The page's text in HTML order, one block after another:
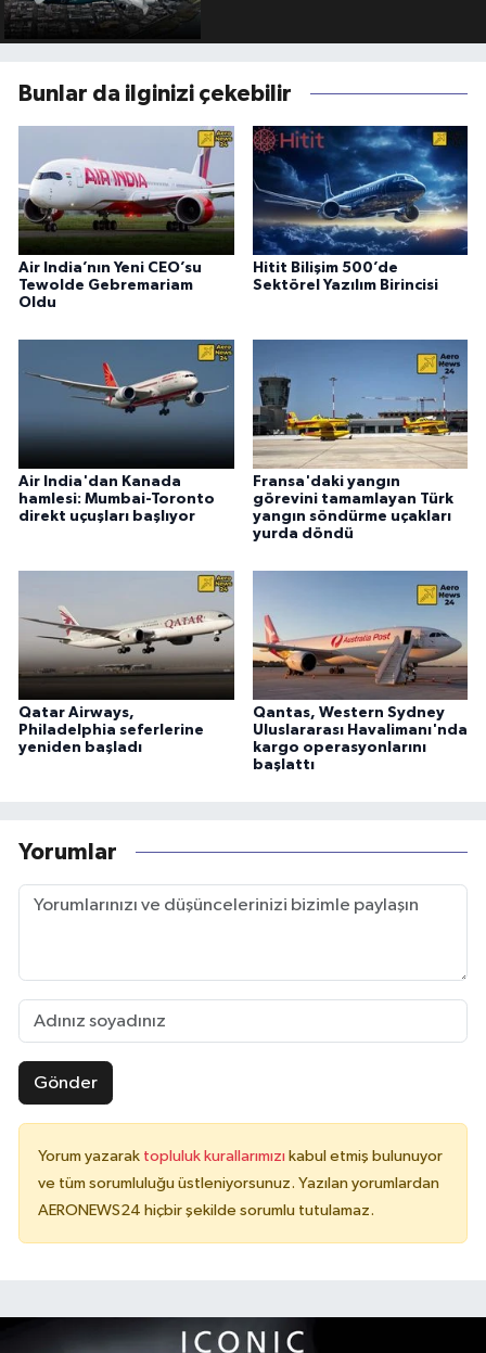
Bunlar da ilginizi çekebilir
Air India’nın Yeni CEO’su
Tewolde Gebremariam
Oldu
Hitit Bilişim 500’de
Sektörel Yazılım Birincisi
Air India'dan Kanada
hamlesi: Mumbai-Toronto
direkt uçuşları başlıyor
Fransa'daki yangın
görevini tamamlayan Türk
yangın söndürme uçakları
yurda döndü
Qatar Airways,
Philadelphia seferlerine
yeniden başladı
Qantas, Western Sydney
Uluslararası Havalimanı'nda
kargo operasyonlarını
başlattı
Yorumlar
Gönder
Yorum yazarak topluluk kurallarımızı kabul etmiş bulunuyor
ve tüm sorumluluğu üstleniyorsunuz. Yazılan yorumlardan
AERONEWS24 hiçbir şekilde sorumlu tutulamaz.